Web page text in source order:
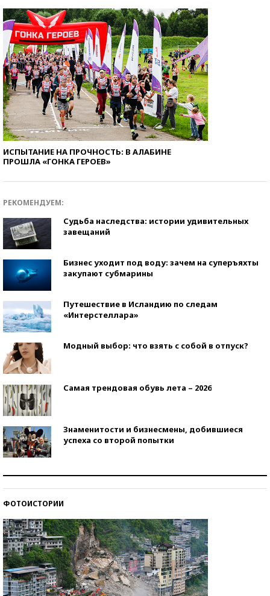
ИСПЫТАНИЕ НА ПРОЧНОСТЬ: В АЛАБИНЕ
ПРОШЛА «ГОНКА ГЕРОЕВ»
РЕКОМЕНДУЕМ:
Судьба наследства: истории удивительных
завещаний
Бизнес уходит под воду: зачем на суперъяхты
закупают субмарины
Путешествие в Исландию по следам
«Интерстеллара»
Модный выбор: что взять с собой в отпуск?
Самая трендовая обувь лета – 2026
Знаменитости и бизнесмены, добившиеся
успеха со второй попытки
ФОТОИСТОРИИ